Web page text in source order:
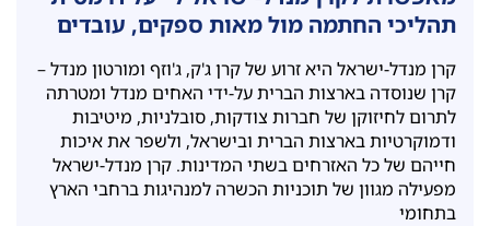
תהליכי החתמה מול מאות ספקים, עובדים
קרן מנדל-ישראל היא זרוע של קרן ג'ק, ג'וזף ומורטון מנדל –
קרן שנוסדה בארצות הברית על-ידי האחים מנדל ומטרתה
לתרום לחיזוקן של חברות צודקות, סובלניות, מיטיבות
ודמוקרטיות בארצות הברית ובישראל, ולשפר את איכות
חייהם של כל האזרחים בשתי המדינות. קרן מנדל-ישראל
מפעילה מגוון של תוכניות הכשרה למנהיגות ברחבי הארץ
בתחומי